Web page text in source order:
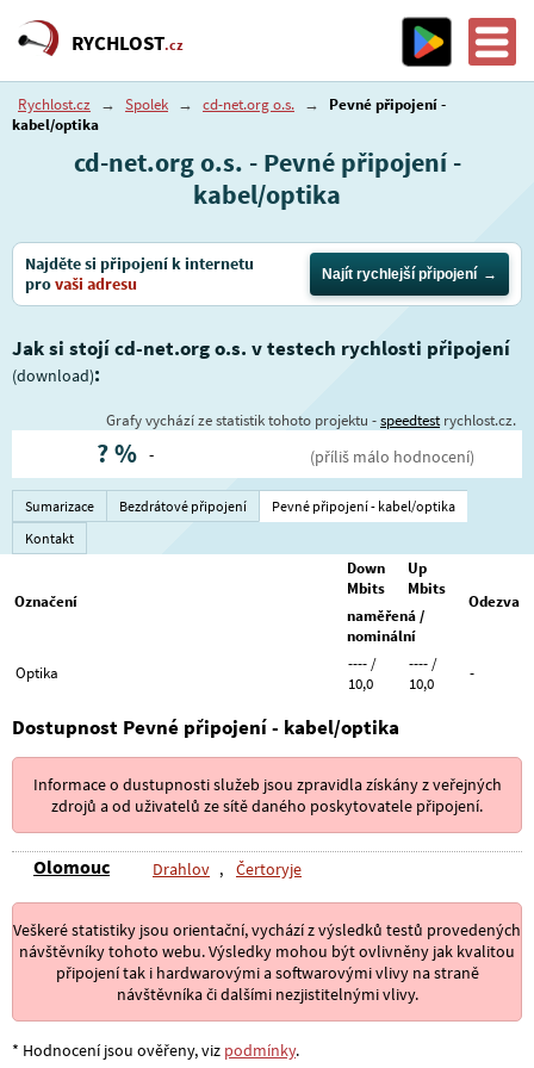
RYCHLOST.cz
Rychlost.cz → Spolek → cd-net.org o.s. →
Pevné připojení -
kabel/optika
cd-net.org o.s. - Pevné připojení -
kabel/optika
Najděte si připojení k internetu
provaši adresu Najít rychlejší připojení
Jak si stojí cd-net.org o.s. v testech rychlosti připojení
(download):
Grafy vychází ze statistik tohoto projektu -speedtestrychlost.cz.
?% - (příliš málo hodnocení)
Sumarizace Bezdrátové připojení
Pevné připojení - kabel/optika
Kontakt
Označení
Down
Mbits
Up
Mbits
Odezva
naměřená /
nominální
Optika
---- /
10,0
---- /
10,0
-
Dostupnost Pevné připojení - kabel/optika
Informace o dustupnosti služeb jsou zpravidla získány z veřejných
zdrojů a od uživatelů ze sítě daného poskytovatele připojení.
Olomouc Drahlov , Čertoryje
Veškeré statistiky jsou orientační, vychází z výsledků testů provedených
návštěvníky tohoto webu. Výsledky mohou být ovlivněny jak kvalitou
připojení tak i hardwarovými a softwarovými vlivy na straně
návštěvníka či dalšími nezjistitelnými vlivy.
* Hodnocení jsou ověřeny, viz podmínky.